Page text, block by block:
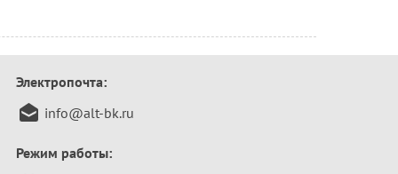
Электропочта:
info@alt-bk.ru
Режим работы: